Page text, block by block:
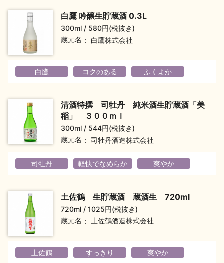
地酒川柳 地酒小説
日本酒の楽しみ方特集
イベント情報TOP 新商品・おすすめ商品
白鷹 吟醸生貯蔵酒 0.3L
300ml
580円(税抜き)
蔵元名
白鷹株式会社
白鷹 コクのある ふくよか
清酒特撰 司牡丹 純米酒生貯蔵酒「美
稲」 ３００ｍｌ
300ml
544円(税抜き)
蔵元名
司牡丹酒造株式会社
司牡丹 軽快でなめらか 爽やか
土佐鶴 生貯蔵酒 蔵酒生 720ml
720ml
1025円(税抜き)
蔵元名
土佐鶴酒造株式会社
土佐鶴 すっきり 爽やか